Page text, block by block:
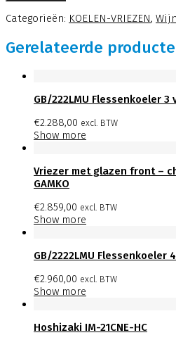
Categorieën: KOELEN-VRIEZEN,
Gerelateerde
GB/222LMU Flessenkoeler 3
€2.288,00 excl. BTW
Show more
Vriezer met glazen front –
GAMKO
€2.859,00 excl. BTW
Show more
GB/2222LMU Flessenkoeler
€2.960,00 excl. BTW
Show more
Hoshizaki IM-21CNE-HC